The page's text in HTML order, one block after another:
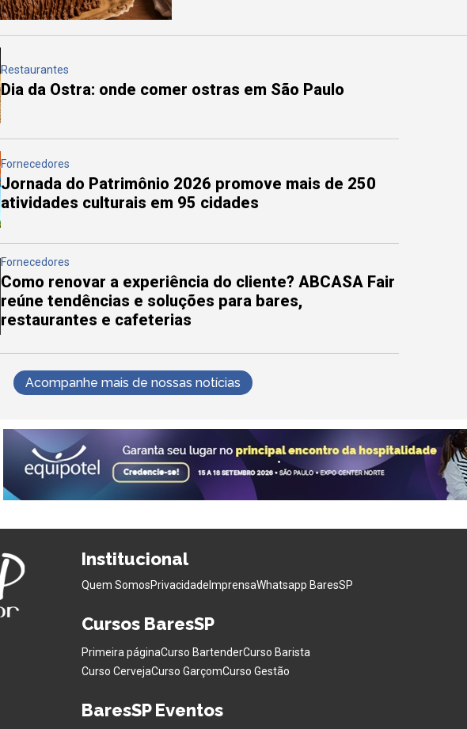
Restaurantes
Dia da Ostra: onde comer ostras em São Paulo
Fornecedores
Jornada do Patrimônio 2026 promove mais de 250
atividades culturais em 95 cidades
Fornecedores
Como renovar a experiência do cliente? ABCASA Fair
reúne tendências e soluções para bares,
restaurantes e cafeterias
Acompanhe mais de nossas notícias
Institucional
Quem SomosPrivacidadeImprensaWhatsapp BaresSP
Cursos BaresSP
Primeira páginaCurso BartenderCurso Barista
Curso CervejaCurso GarçomCurso Gestão
BaresSP Eventos